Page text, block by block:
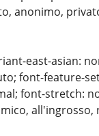
anonimo,
east-asian:
font-feature-
font-stretch:
all'ingrosso,